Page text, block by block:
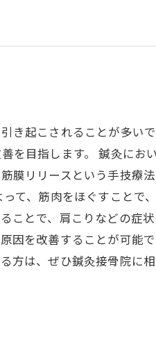
き起こされることが多い
目指します。 鍼灸にお
膜リリースという手技療
て、筋肉をほぐすことで
とで、肩こりなどの症
を改善することが可能
は、ぜひ鍼灸接骨院に相